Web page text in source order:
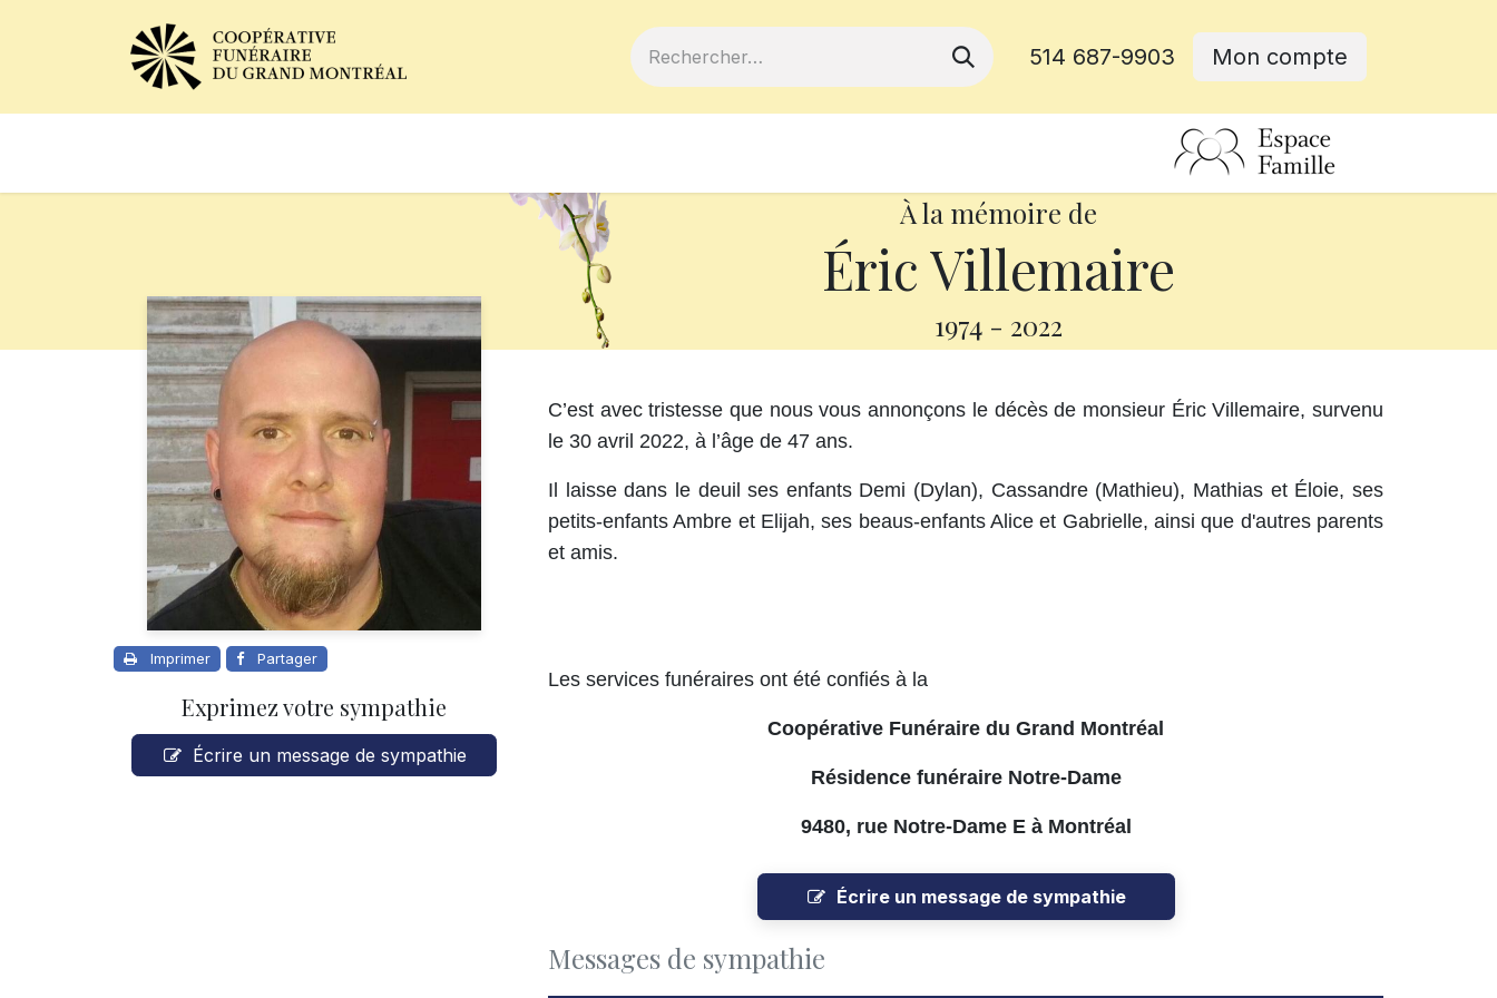
514 687-9903 Mon compte
À la mémoire de
Éric Villemaire
1974 - 2022
Imprimer Partager
Exprimez votre sympathie
Écrire un message de sympathie
C’est avec tristesse que nous vous annonçons le décès de monsieur Éric Villemaire, survenu
le 30 avril 2022, à l’âge de 47 ans.
Il laisse dans le deuil ses enfants Demi (Dylan), Cassandre (Mathieu), Mathias et Éloie, ses
petits-enfants Ambre et Elijah, ses beaus-enfants Alice et Gabrielle, ainsi que d'autres parents
et amis.
Les services funéraires ont été confiés à la
Coopérative Funéraire du Grand Montréal
Résidence funéraire Notre-Dame
9480, rue Notre-Dame E à Montréal
Écrire un message de sympathie
Messages de sympathie